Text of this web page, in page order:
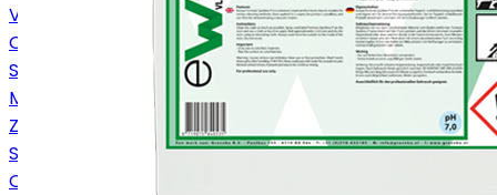
Veegmachines
Onderdelen en accessoires
Stofzakken
Mondstukken
Zuigbuizen
Slangen
Onderdelen